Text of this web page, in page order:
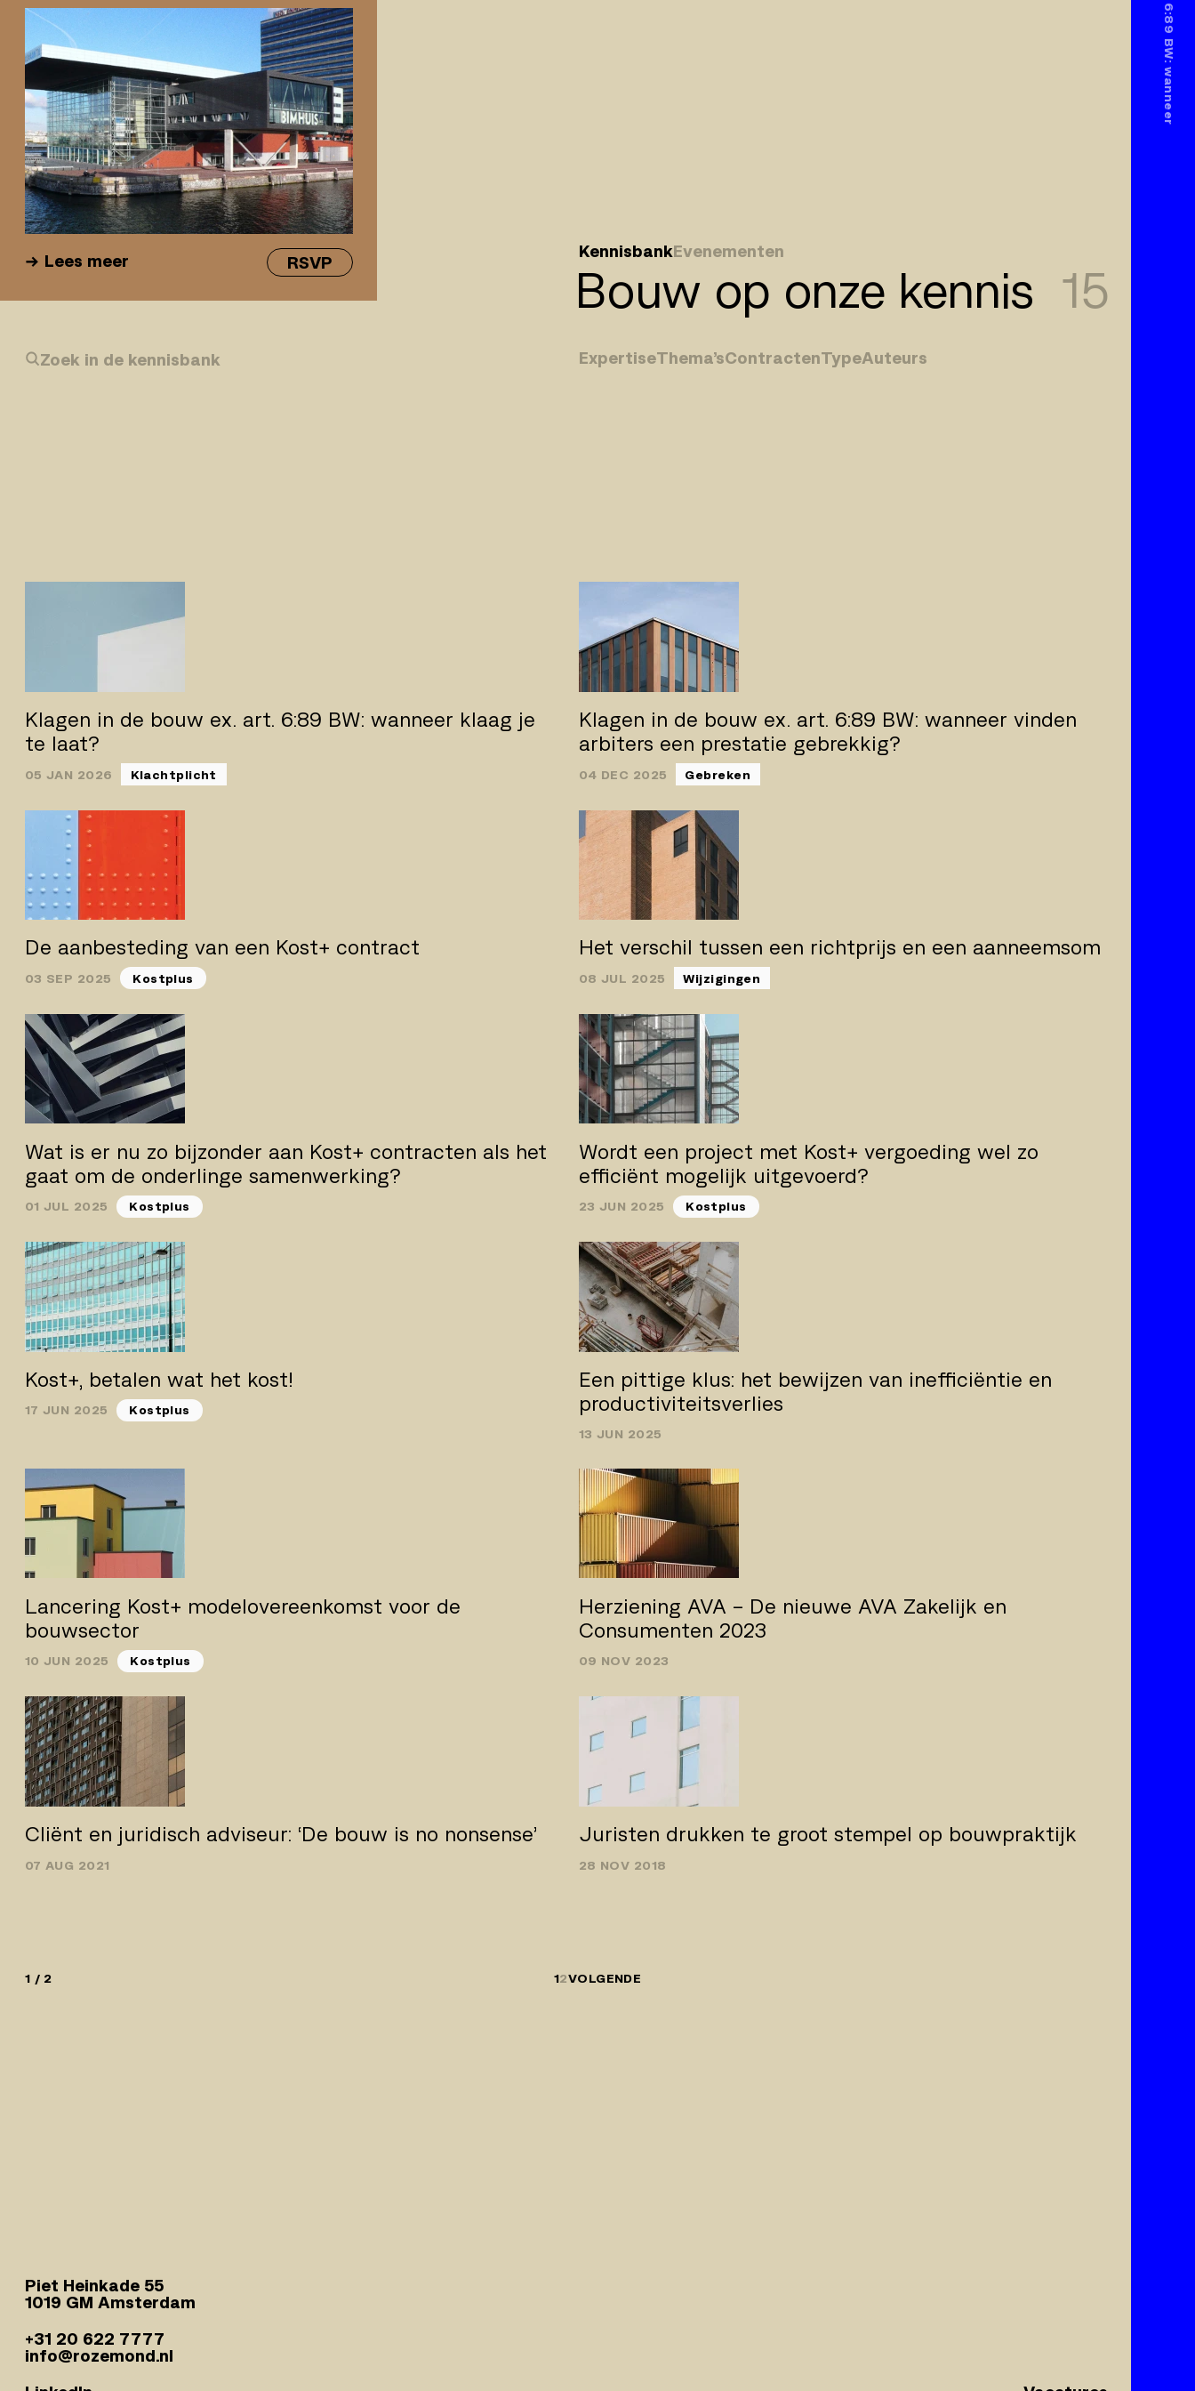
Lees meer RSVP
KennisbankEvenementen
Bouw op onze kennis 15
Zoek in de kennisbank ExpertiseThema’sContractenTypeAuteurs
Klagen in de bouw ex. art. 6:89 BW: wanneer klaag je
te laat?
05 JAN 2026 Klachtplicht
Klagen in de bouw ex. art. 6:89 BW: wanneer vinden
arbiters een prestatie gebrekkig?
04 DEC 2025 Gebreken
De aanbesteding van een Kost+ contract
03 SEP 2025 Kostplus
Het verschil tussen een richtprijs en een aanneemsom
08 JUL 2025 Wijzigingen
Wat is er nu zo bijzonder aan Kost+ contracten als het
gaat om de onderlinge samenwerking?
01 JUL 2025 Kostplus
Wordt een project met Kost+ vergoeding wel zo
efficiënt mogelijk uitgevoerd?
23 JUN 2025 Kostplus
Kost+, betalen wat het kost!
17 JUN 2025 Kostplus
Een pittige klus: het bewijzen van inefficiëntie en
productiviteitsverlies
13 JUN 2025
Lancering Kost+ modelovereenkomst voor de
bouwsector
10 JUN 2025 Kostplus
Herziening AVA – De nieuwe AVA Zakelijk en
Consumenten 2023
09 NOV 2023
Cliënt en juridisch adviseur: ‘De bouw is no­ nonsense’
07 AUG 2021
Juristen drukken te groot stempel op bouwpraktijk
28 NOV 2018
1 / 2 12VOLGENDE
Piet Heinkade 55
1019 GM Amsterdam
+31 20 622 7777
info@rozemond.nl